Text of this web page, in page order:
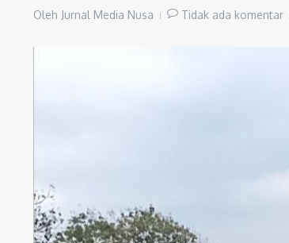
Oleh Jurnal Media Nusa Tidak ada komentar